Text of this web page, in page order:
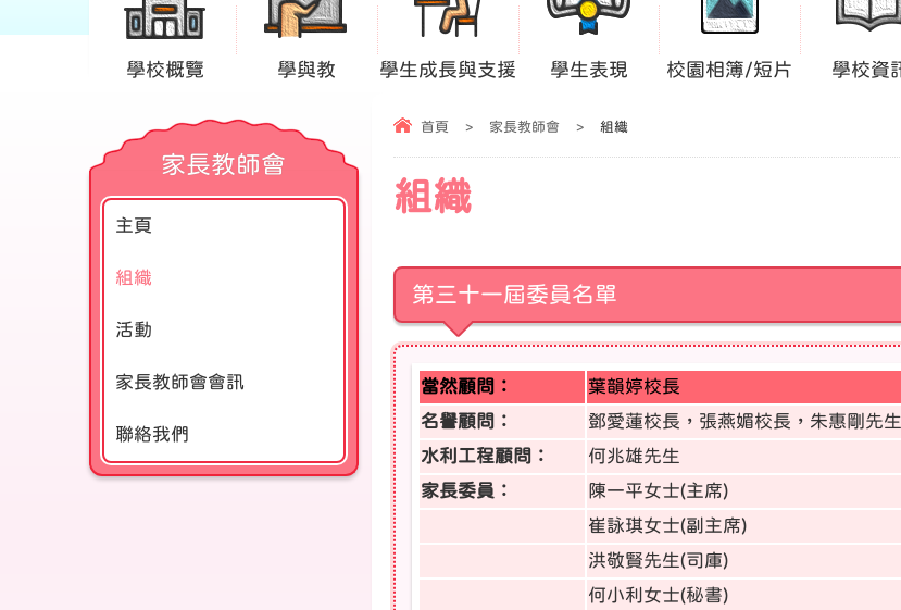
學校概覽 學與教 學生成長與支援 學生表現 校園相簿/短片 學校資
首頁 > 家長教師會 > 組織
組織
第三十一屆委員名單
當然顧問：
葉韻婷校長
名譽顧問：
鄧愛蓮校長，張燕媚校長，朱惠剛先
水利工程顧問：
何兆雄先生
家長委員：
陳一平女士(主席)
崔詠琪女士(副主席)
洪敬賢先生(司庫)
何小利女士(秘書)
家長教師會
主頁
組織
活動
家長教師會會訊
聯絡我們